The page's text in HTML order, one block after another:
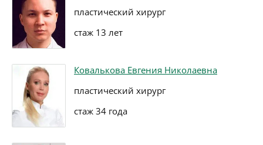
пластический хирург
стаж 13 лет
Ковалькова Евгения Николаевна
пластический хирург
стаж 34 года